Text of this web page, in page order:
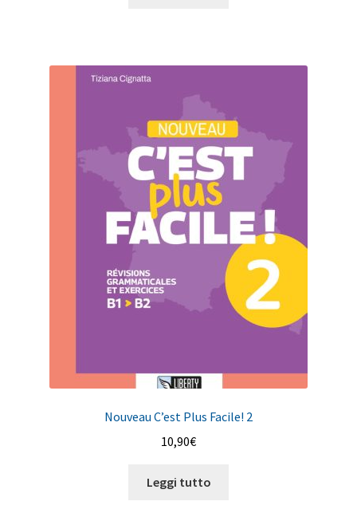
Nouveau C’est Plus Facile! 2
10,90€
Leggi tutto